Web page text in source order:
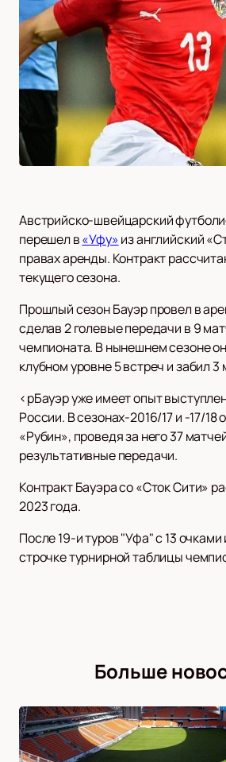
Австрийско-швейцарский
перешел в«Уфу»из английский
правах аренды. Контракт
текущего сезона.
Прошлый сезон Бауэр провел в
сделав 2 голевые передачи в 9
чемпионата. В нынешнем сезоне
клубном уровне 5 встреч и забил 3
<pБауэр уже имеет опыт
России. В сезонах-2016/17 и -17/18
«Рубин», проведя за него 37
результативные передачи.
Контракт Бауэра со «Сток Сити»
2023 года.
После 19-и туров "Уфа" с 13 очками
строчке турнирной таблицы
Больше